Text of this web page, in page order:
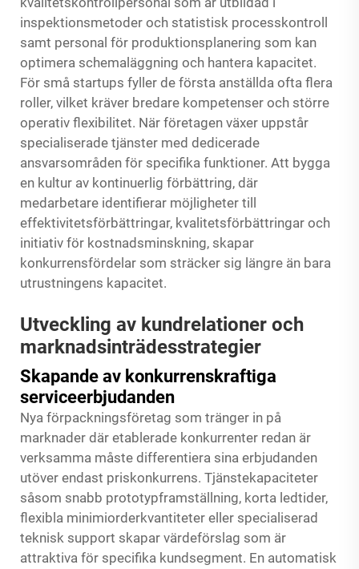
inspektionsmetoder och statistisk processkontroll
samt personal för produktionsplanering som kan
optimera schemaläggning och hantera kapacitet.
För små startups fyller de första anställda ofta flera
roller, vilket kräver bredare kompetenser och större
operativ flexibilitet. När företagen växer uppstår
specialiserade tjänster med dedicerade
ansvarsområden för specifika funktioner. Att bygga
en kultur av kontinuerlig förbättring, där
medarbetare identifierar möjligheter till
effektivitetsförbättringar, kvalitetsförbättringar och
initiativ för kostnadsminskning, skapar
konkurrensfördelar som sträcker sig längre än bara
utrustningens kapacitet.
Utveckling av kundrelationer och
marknadsinträdesstrategier
Skapande av konkurrenskraftiga
serviceerbjudanden
Nya förpackningsföretag som tränger in på
marknader där etablerade konkurrenter redan är
verksamma måste differentiera sina erbjudanden
utöver endast priskonkurrens. Tjänstekapaciteter
såsom snabb prototypframställning, korta ledtider,
flexibla minimiorderkvantiteter eller specialiserad
teknisk support skapar värdeförslag som är
attraktiva för specifika kundsegment. En automatisk